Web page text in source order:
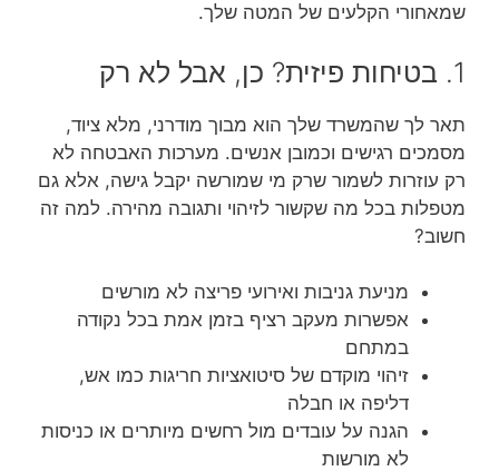
שמאחורי הקלעים של המטה שלך.
1. בטיחות פיזית? כן, אבל לא רק
תאר לך שהמשרד שלך הוא מבוך מודרני, מלא ציוד,
מסמכים רגישים וכמובן אנשים. מערכות האבטחה לא
רק עוזרות לשמור שרק מי שמורשה יקבל גישה, אלא גם
מטפלות בכל מה שקשור לזיהוי ותגובה מהירה. למה זה
חשוב?
מניעת גניבות ואירועי פריצה לא מורשים
אפשרות מעקב רציף בזמן אמת בכל נקודה
במתחם
זיהוי מוקדם של סיטואציות חריגות כמו אש,
דליפה או חבלה
הגנה על עובדים מול רחשים מיותרים או כניסות
לא מורשות